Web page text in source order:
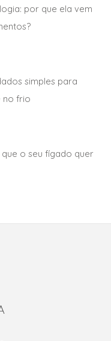
por que ela vem
simples para
no frio
o seu fígado quer